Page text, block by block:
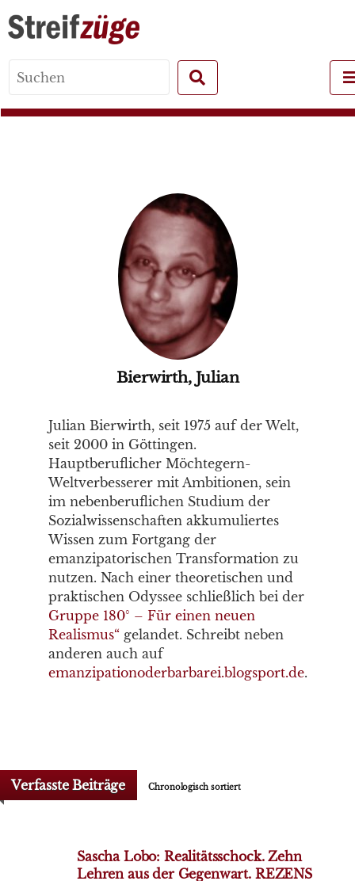
for:
Bierwirth, Julian
Julian Bierwirth, seit 1975 auf der Welt,
seit 2000 in Göttingen.
Hauptberuflicher Möchtegern-
Weltverbesserer mit Ambitionen, sein
im nebenberuflichen Studium der
Sozialwissenschaften akkumuliertes
Wissen zum Fortgang der
emanzipatorischen Transformation zu
nutzen. Nach einer theoretischen und
praktischen Odyssee schließlich bei der
Gruppe 180° – Für einen neuen
Realismus“ gelandet. Schreibt neben
anderen auch auf
emanzipationoderbarbarei.blogsport.de.
Verfasste Beiträge Chronologisch sortiert
Sascha Lobo: Realitätsschock. Zehn
Lehren aus der Gegenwart. REZENS